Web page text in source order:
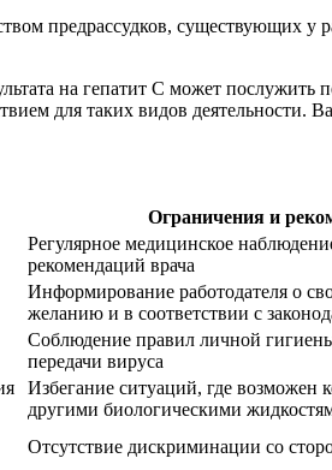
предрассудков, существующих у
на гепатит С может послужить
для таких видов деятельности.
Ограничения и
Регулярное медицинское
рекомендаций врача
Информирование работодателя о
желанию и в соответствии с
Соблюдение правил личной
передачи вируса
Избегание ситуаций, где возможен
другими биологическими
Отсутствие дискриминации со